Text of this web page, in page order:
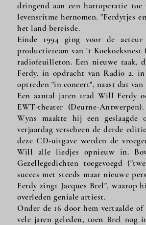
dringend aan een hartoperatie
levensritme hernomen. "Ferdytjes
het land bereisde.
Einde 1994 ging voor de
productieteam van 't
radiofeuilleton. Een nieuwe taak,
Ferdy, in opdracht van Radio 2,
optreden "in concert", naast dat van
Een aantal jaren trad Will Ferdy
EWT-theater (Deurne-
Wyns maakte hij een geslaagde
verjaardag verscheen de derde
deze CD-uitgave werden de
Will alle liedjes opnieuw in.
Gezellegedichten toegevoegd
succes met steeds maar nieuwe
Ferdy zingt Jacques Brel", waarop
overleden geniale artiest.
Onder de 16 door hem vertaalde
vele jaren geleden, toen Brel nog